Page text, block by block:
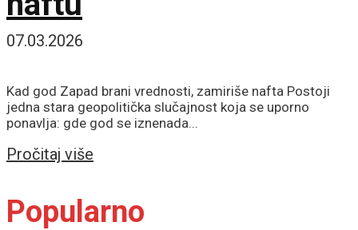
07.03.2026
Kad god Zapad brani vrednosti, zamiriše nafta Postoji
jedna stara geopolitička slučajnost koja se uporno
ponavlja: gde god se iznenada...
Pročitaj više
Popularno